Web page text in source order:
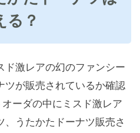
る？
ド激レアの幻のファンシー
ツが販売されているか確認
ーダの中にミスド激レア
うたかたドーナツ販売さ